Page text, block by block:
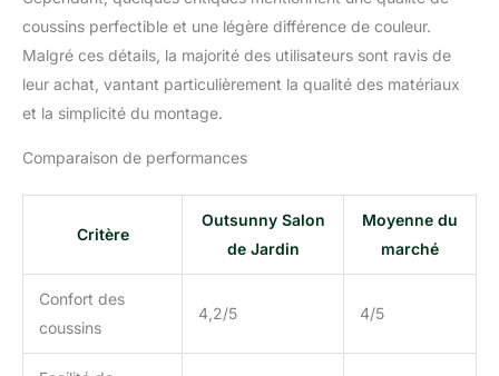
coussins perfectible et une légère différence de couleur.
Malgré ces détails, la majorité des utilisateurs sont ravis de
leur achat, vantant particulièrement la qualité des matériaux
et la simplicité du montage.
Comparaison de performances
Critère
Outsunny Salon
de Jardin
Moyenne du
marché
Confort des
coussins
4,2/5 4/5